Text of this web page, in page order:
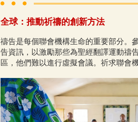
全球：推動祈禱的創新方法
禱告是每個聯會機構生命的重要部分。
告資訊，以激勵那些為聖經翻譯運動禱
區，他們難以進行虛擬會議。祈求聯會